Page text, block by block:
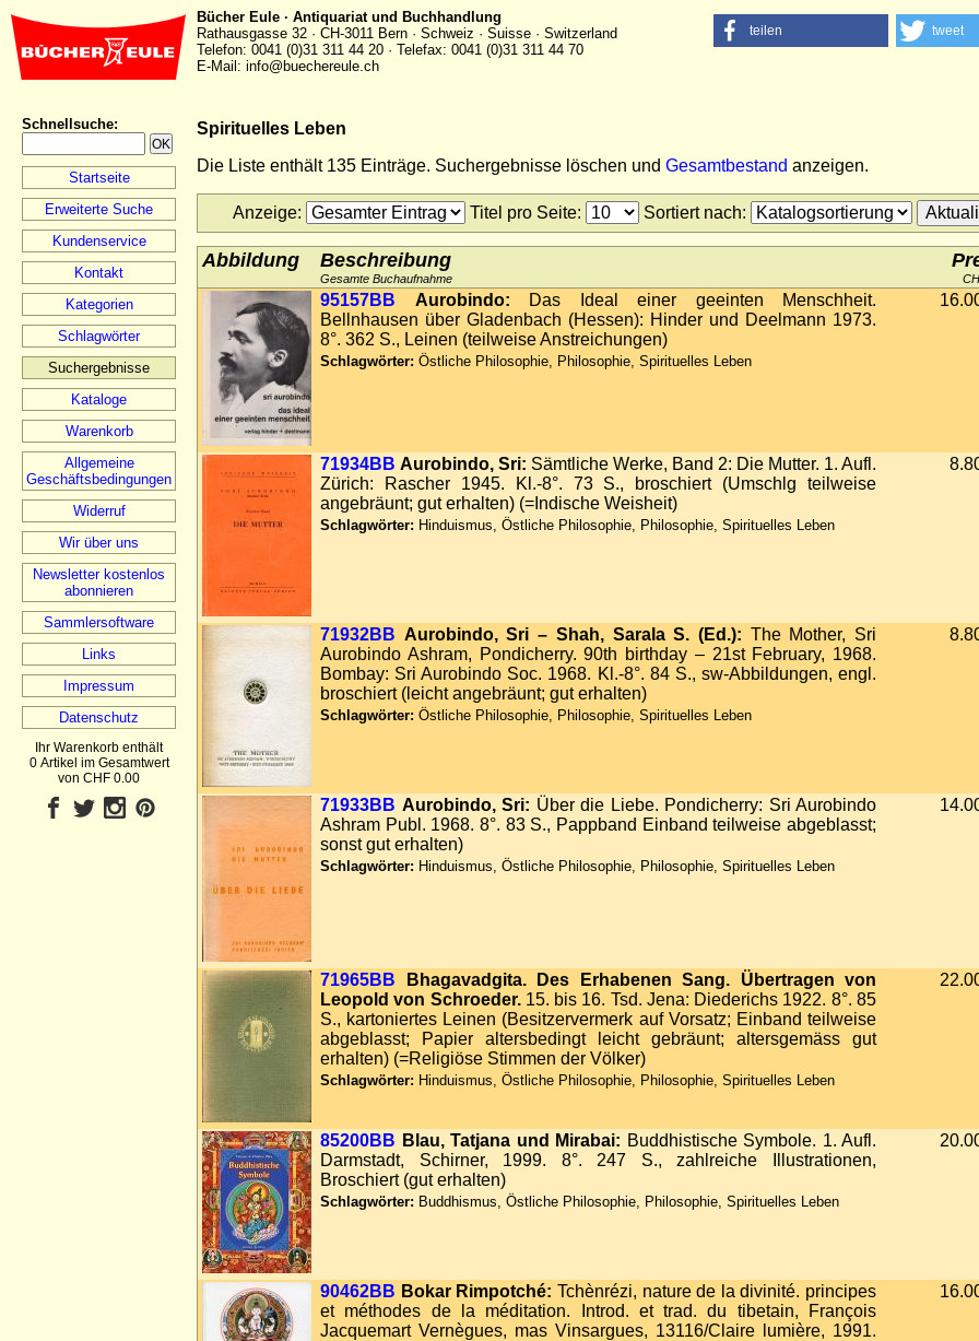
Bücher Eule · Antiquariat und Buchhandlung
Rathausgasse 32 · CH-3011 Bern · Schweiz · Suisse · Switzerland
Telefon: 0041 (0)31 311 44 20 · Telefax: 0041 (0)31 311 44 70
E-Mail: info@buechereule.ch
teilen tweet
Schnellsuche:
Startseite
Erweiterte Suche
Kundenservice
Kontakt
Kategorien
Schlagwörter
Suchergebnisse
Kataloge
Warenkorb
Allgemeine
Geschäftsbedingungen
Widerruf
Wir über uns
Newsletter kostenlos
abonnieren
Sammlersoftware
Links
Impressum
Datenschutz
Ihr Warenkorb enthält
0 Artikel im Gesamtwert
von CHF 0.00
Spirituelles Leben
Die Liste enthält 135 Einträge. Suchergebnisse löschen und Gesamtbestand anzeigen.
Anzeige: Titel pro Seite: Sortiert nach:
Abbildung Beschreibung
Gesamte Buchaufnahme
95157BB Aurobindo: Das Ideal einer geeinten Menschheit.
Bellnhausen über Gladenbach (Hessen): Hinder und Deelmann 1973.
8°. 362 S., Leinen (teilweise Anstreichungen)
Schlagwörter: Östliche Philosophie, Philosophie, Spirituelles Leben
71934BB Aurobindo, Sri: Sämtliche Werke, Band 2: Die Mutter. 1. Aufl.
Zürich: Rascher 1945. Kl.-8°. 73 S., broschiert (Umschlg teilweise
angebräunt; gut erhalten) (=Indische Weisheit)
Schlagwörter: Hinduismus, Östliche Philosophie, Philosophie, Spirituelles Leben
71932BB Aurobindo, Sri – Shah, Sarala S. (Ed.): The Mother, Sri
Aurobindo Ashram, Pondicherry. 90th birthday – 21st February, 1968.
Bombay: Sri Aurobindo Soc. 1968. Kl.-8°. 84 S., sw-Abbildungen, engl.
broschiert (leicht angebräunt; gut erhalten)
Schlagwörter: Östliche Philosophie, Philosophie, Spirituelles Leben
71933BB Aurobindo, Sri: Über die Liebe. Pondicherry: Sri Aurobindo
Ashram Publ. 1968. 8°. 83 S., Pappband Einband teilweise abgeblasst;
sonst gut erhalten)
Schlagwörter: Hinduismus, Östliche Philosophie, Philosophie, Spirituelles Leben
71965BB
Bhagavadgita. Des Erhabenen Sang. Übertragen von
Leopold von Schroeder.15. bis 16. Tsd. Jena: Diederichs 1922. 8°. 85
S., kartoniertes Leinen (Besitzervermerk auf Vorsatz; Einband teilweise
abgeblasst; Papier altersbedingt leicht gebräunt; altersgemäss gut
erhalten) (=Religiöse Stimmen der Völker)
Schlagwörter: Hinduismus, Östliche Philosophie, Philosophie, Spirituelles Leben
85200BB Blau, Tatjana und Mirabai: Buddhistische Symbole. 1. Aufl.
Darmstadt, Schirner, 1999. 8°. 247 S., zahlreiche Illustrationen,
Broschiert (gut erhalten)
Schlagwörter: Buddhismus, Östliche Philosophie, Philosophie, Spirituelles Leben
90462BB Bokar Rimpotché: Tchènrézi, nature de la divinité. principes
et méthodes de la méditation. Introd. et trad. du tibetain, François
Jacquemart Vernègues, mas Vinsargues, 13116/Claire lumière, 1991.